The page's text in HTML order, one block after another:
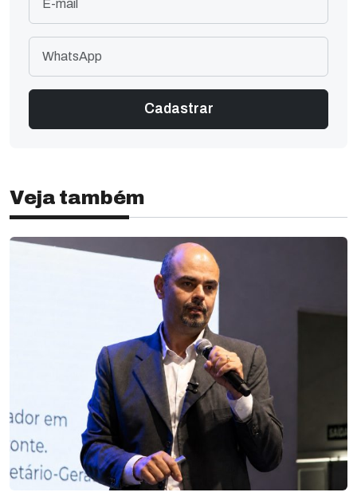
Veja também